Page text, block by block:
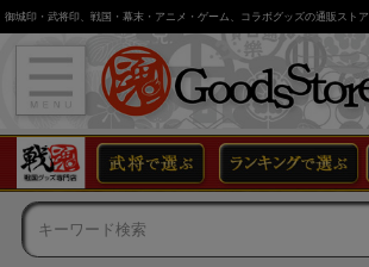
御城印・武将印、戦国・幕末・アニメ・ゲーム、コラボグッズの通販ストア